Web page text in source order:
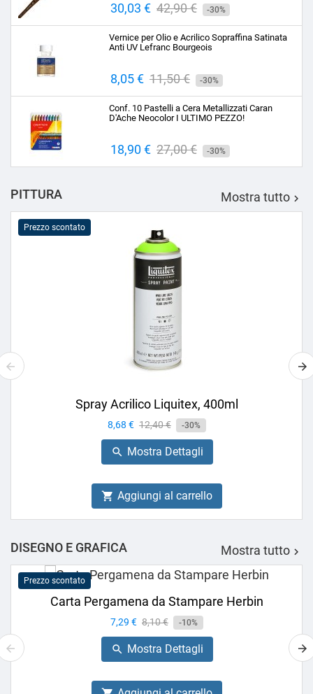
Prezzo
30,03 € Prezzo
base
42,90 € -30%
Vernice per Olio e Acrilico Sopraffina Satinata
Anti UV Lefranc Bourgeois
Prezzo
8,05 € Prezzo
base
11,50 € -30%
Conf. 10 Pastelli a Cera Metallizzati Caran
D'Ache Neocolor I ULTIMO PEZZO!
Prezzo
18,90 € Prezzo
base
27,00 € -30%
PITTURA Mostra tutto 
Prezzo scontato
Spray Acrilico Liquitex, 400ml
Prezzo
8,68 € Prezzo
base
12,40 € -30%
 Mostra Dettagli
 Aggiungi al carrello
DISEGNO E GRAFICA Mostra tutto 
Prezzo scontato
Carta Pergamena da Stampare Herbin
Prezzo
7,29 € Prezzo
base
8,10 € -10%
 Mostra Dettagli